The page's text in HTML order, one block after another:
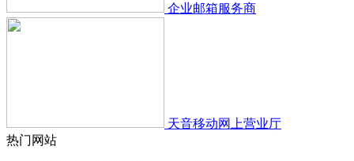
企业邮箱服务商
天音移动网上营业厅
热门网站